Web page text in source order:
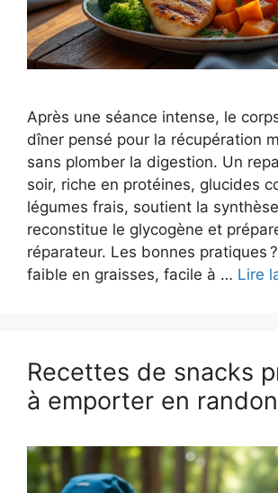
Après une séance intense, le
dîner pensé pour la récupération
sans plomber la digestion. Un
soir, riche en protéines, glucides
légumes frais, soutient la
reconstitue le glycogène et
réparateur. Les bonnes pratiques
faible en graisses, facile à … Lire
Recettes de snacks
à emporter en